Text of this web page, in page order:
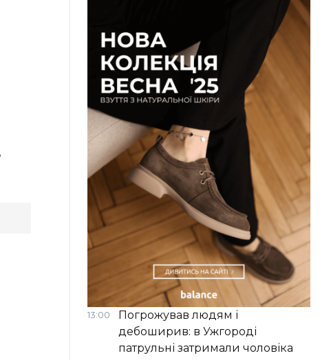
13:00
Погрожував людям і
дебоширив: в Ужгороді
патрульні затримали чоловіка